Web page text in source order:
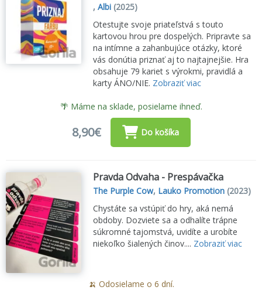
,Albi (2025)
Otestujte svoje priateľstvá s touto
kartovou hrou pre dospelých. Pripravte sa
na intímne a zahanbujúce otázky, ktoré
vás donútia priznať aj to najtajnejšie. Hra
obsahuje 79 kariet s výrokmi, pravidlá a
karty ÁNO/NIE. Zobraziť viac
🌴 Máme na sklade, posielame ihneď.
8,90€ Do košíka
Pravda Odvaha - Prespávačka
The Purple Cow, Lauko Promotion (2023)
Chystáte sa vstúpiť do hry, aká nemá
obdoby. Dozviete sa a odhalíte trápne
súkromné tajomstvá, uvidíte a urobíte
niekoľko šialených činov.... Zobraziť viac
🍌 Odosielame o 6 dní.